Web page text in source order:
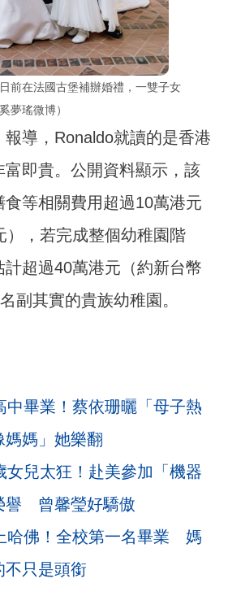
前在法國古堡補辦婚禮，一雙子女
夢瑤微博）
導，Ronaldo就讀的是香港
富即貴。公開資料顯示，該
等相關費用超過10萬港元
），若完成整個幼稚園階
超過40萬港元（約新台幣
副其實的貴族幼稚園。
中畢業！蔡依珊曬「母子熱
媽」她樂翻
女兒太狂！赴美參加「機器
譽 曾馨瑩好驕傲
哈佛！全校第一名畢業 媽
不只是頭銜